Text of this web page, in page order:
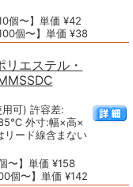
個〜】単価 ¥42
100個〜】単価 ¥38
エステル・
可) 許容差:
外寸:幅×高×
リード線含まない
個〜】単価 ¥158
個〜】単価 ¥142